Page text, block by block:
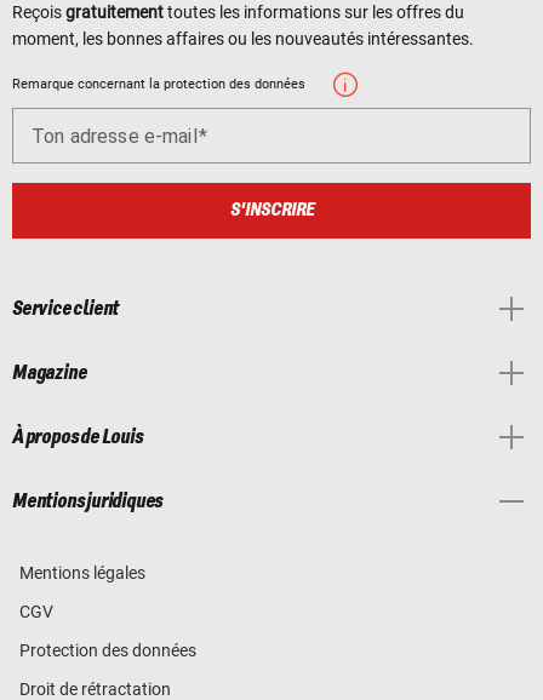
Reçoisgratuitementtoutes les informations sur les offres du
moment, les bonnes affaires ou les nouveautés intéressantes.
Remarque concernant la protection des données
Ton adresse e-mail
S'INSCRIRE
Service client
Magazine
À propos de Louis
Mentions juridiques
Mentions légales
CGV
Protection des données
Droit de rétractation